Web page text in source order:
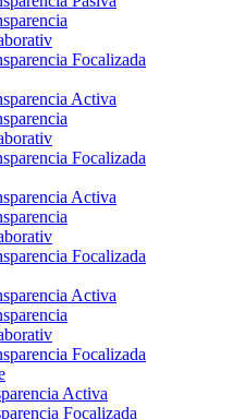
Focalizada
Activa
Focalizada
Activa
Focalizada
Activa
Focalizada
Activa
Focalizada